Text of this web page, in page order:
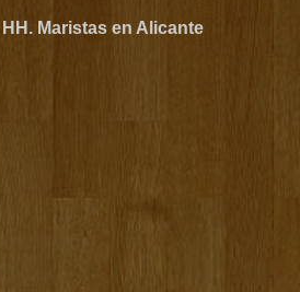
Maristas en Alicante